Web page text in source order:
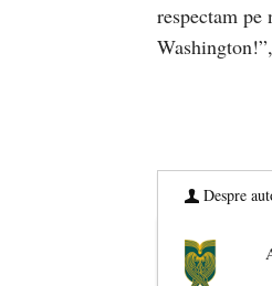
respectam
Despre